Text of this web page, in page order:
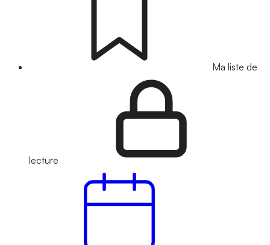
Ma liste de
lecture